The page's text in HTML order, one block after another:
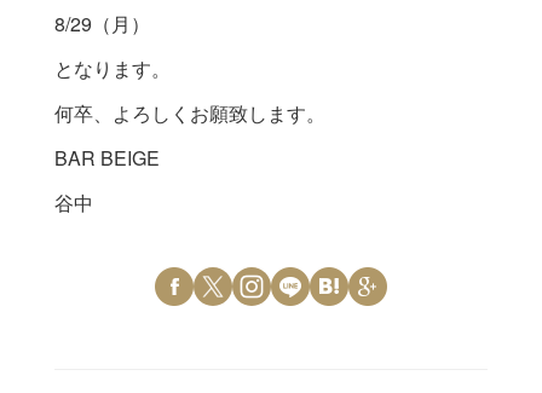
8/29（月）
となります。
何卒、よろしくお願致します。
BAR BEIGE
谷中